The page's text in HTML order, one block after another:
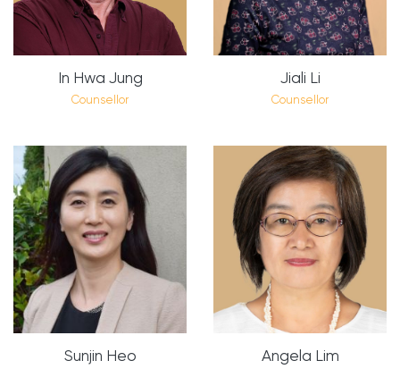
In Hwa Jung
Counsellor
Jiali Li
Counsellor
Sunjin Heo Angela Lim